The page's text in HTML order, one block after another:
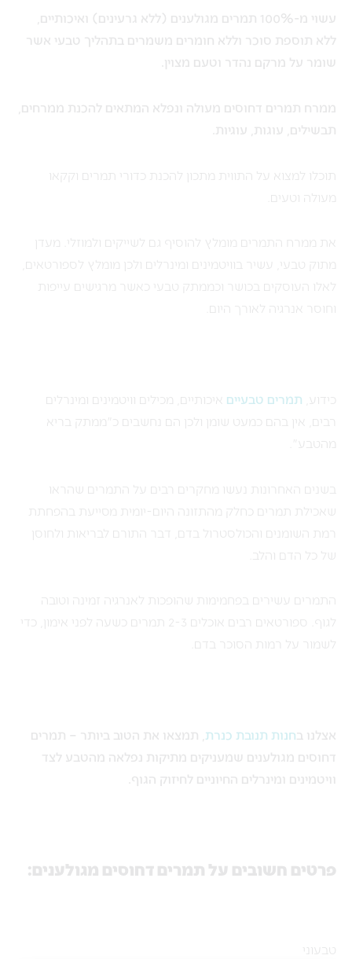
עשוי מ-100% תמרים מגולענים (ללא גרעינים) ואיכותיים,
ללא תוספת סוכר וללא חומרים משמרים בתהליך טבעי אשר
שומר על מרקם נהדר וטעם מצוין.
ממרח תמרים דחוסים מעולה ונפלא המתאים להכנת ממרחים,
תבשילים, עוגות, עוגיות.
תוכלו למצוא על התווית מתכון להכנת כדורי תמרים וקקאו
מעולה וטעים.
את ממרח התמרים מומלץ להוסיף גם לשייקים ולמוזלי. מעדן
מתוק טבעי, עשיר בוויטמינים ומינרלים ולכן מומלץ לספורטאים,
לאלו העוסקים בכושר וכממתק טבעי כאשר מרגישים עייפות
וחוסר אנרגיה לאורך היום.
כידוע, תמרים טבעיים איכותיים, מכילים וויטמינים ומינרלים
רבים, אין בהם כמעט שומן ולכן הם נחשבים כ"ממתק בריא
מהטבע".
בשנים האחרונות נעשו מחקרים רבים על התמרים שהראו
שאכילת תמרים כחלק מהתזונה היום-יומית מסייעת בהפחתת
רמת השומנים והכולסטרול בדם, דבר התורם לבריאות ולחוסן
של כל הדם והלב.
התמרים עשירים בפחמימות שהופכות לאנרגיה זמינה וטובה
לגוף. ספורטאים רבים אוכלים 2-3 תמרים כשעה לפני אימון, כדי
לשמור על רמות הסוכר בדם.
אצלנו בחנות תנובת כנרת , תמצאו את הטוב ביותר – תמרים
דחוסים מגולענים שמעניקים מתיקות נפלאה מהטבע לצד
וויטמינים ומינרלים החיוניים לחיזוק הגוף.
פרטים חשובים על תמרים דחוסים מגולענים:
טבעוני